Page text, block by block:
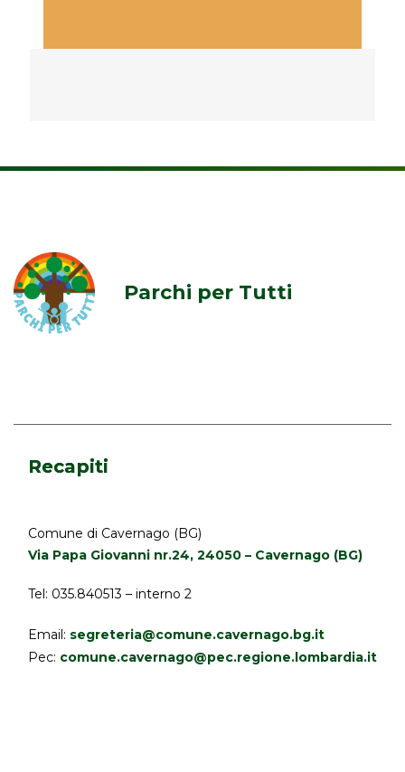
Parchi per Tutti
Recapiti
Comune di Cavernago (BG)
Via Papa Giovanni nr.24, 24050 – Cavernago (BG)
Tel: 035.840513 – interno 2
Email: segreteria@comune.cavernago.bg.it
Pec: comune.cavernago@pec.regione.lombardia.it